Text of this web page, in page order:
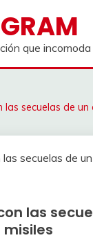
que
las secuelas de
las